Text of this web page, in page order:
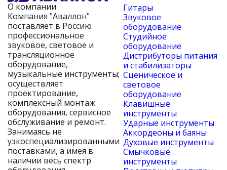
О компании
Компания "Аваллон"
поставляет в Россию
профессиональное
звуковое, световое и
трансляционное
оборудование,
музыкальные инструменты;
осуществляет
проектирование,
комплексный монтаж
оборудования, сервисное
обслуживание и ремонт.
Занимаясь не
узкоспециализированными
поставками, а имея в
наличии весь спектр
Гитары
Звуковое
оборудование
Студийное
оборудование
Дистрибуторы питания
и стабилизаторы
Сценическое и
световое
оборудование
Клавишные
инструменты
Ударные инструменты
Аккордеоны и баяны
Духовые инструменты
Смычковые
инструменты